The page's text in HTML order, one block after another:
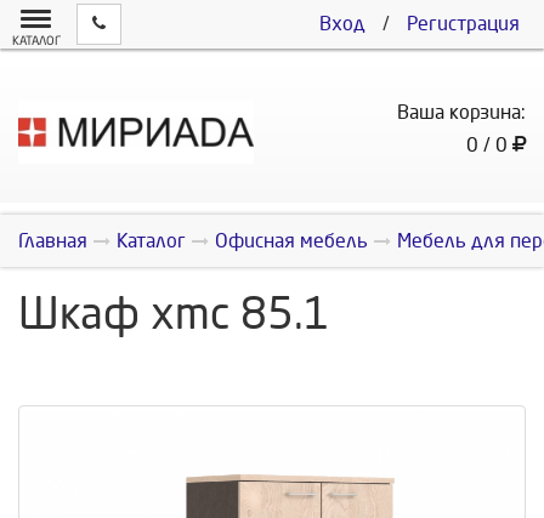
Вход / Регистрация
КАТАЛОГ
Ваша корзина:
0 / 0
Главная Каталог Офисная мебель Мебель для
Шкаф xmc 85.1